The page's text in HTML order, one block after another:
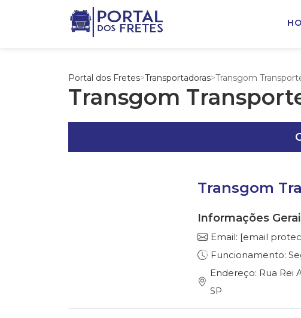
Portal dos Fretes>Transportadoras>Transgom
Transgom
Transgom
Informações
Email: [email
Funcionamento:
Endereço: Rua Rei
SP